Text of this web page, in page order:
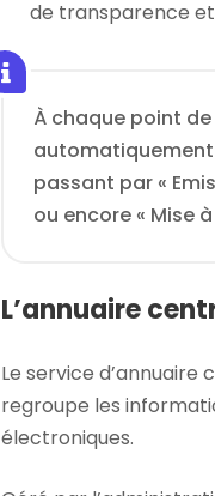
de transparence et
À chaque point
automatiquement.
passant par «
ou encore « Mise
L’annuaire
Le service
regroupe les
électroniques.